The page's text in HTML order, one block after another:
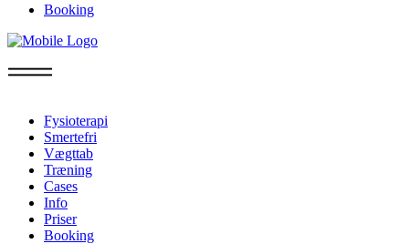
Booking
Fysioterapi
Smertefri
Vægttab
Træning
Cases
Info
Priser
Booking